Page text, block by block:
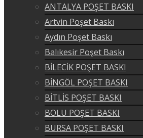
ANTALYA POŞET BASKI
Artvin Poşet Baskı
Aydın Poşet Baskı
Balıkesir Poşet Baskı
BİLECİK POŞET BASKI
BİNGÖL POŞET BASKI
BİTLİS POŞET BASKI
BOLU POŞET BASKI
BURSA POŞET BASKI